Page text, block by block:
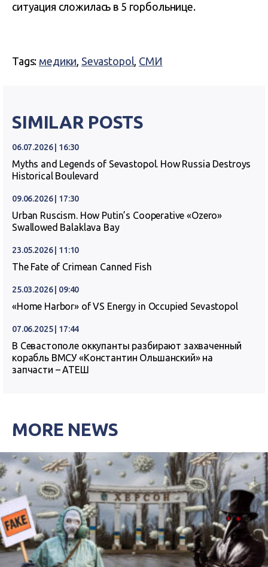
ситуация сложилась в 5 горбольнице.
Tags: медики, Sevastopol, СМИ
SIMILAR POSTS
06.07.2026 | 16:30
Myths and Legends of Sevastopol. How Russia Destroys
Historical Boulevard
09.06.2026 | 17:30
Urban Ruscism. How Putin’s Cooperative «Ozero»
Swallowed Balaklava Bay
23.05.2026 | 11:10
The Fate of Crimean Canned Fish
25.03.2026 | 09:40
«Home Harbor» of VS Energy in Occupied Sevastopol
07.06.2025 | 17:44
В Севастополе оккупанты разбирают захваченный
корабль ВМСУ «Константин Ольшанский» на
запчасти – АТЕШ
MORE NEWS